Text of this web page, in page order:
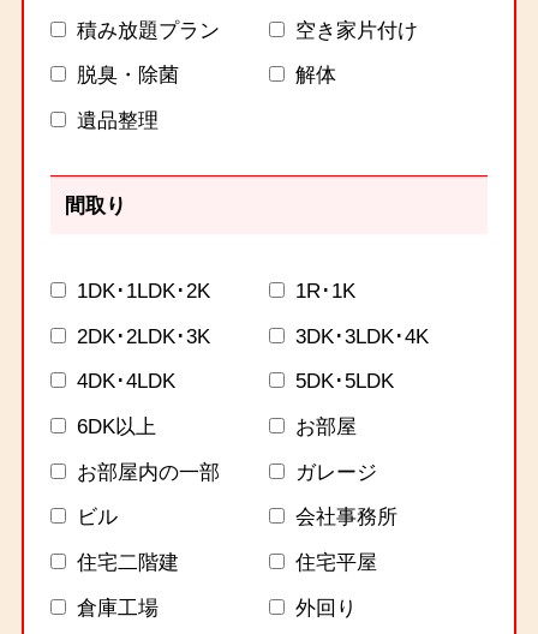
積み放題プラン
空き家片付け
脱臭・除菌
解体
遺品整理
間取り
1DK･1LDK･2K
1R･1K
2DK･2LDK･3K
3DK･3LDK･4K
4DK･4LDK
5DK･5LDK
6DK以上
お部屋
お部屋内の一部
ガレージ
ビル
会社事務所
住宅二階建
住宅平屋
倉庫工場
外回り